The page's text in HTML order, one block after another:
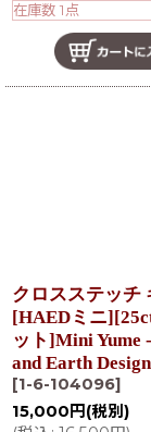
在庫数 1点
クロスステッチ
[HAEDミニ
ット]Mini Yume
and Earth
[1-6-104096]
15,000 円 (税別)